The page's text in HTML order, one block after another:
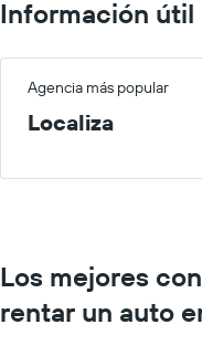
Información útil
Agencia más popular
Localiza
Los mejores
rentar un auto